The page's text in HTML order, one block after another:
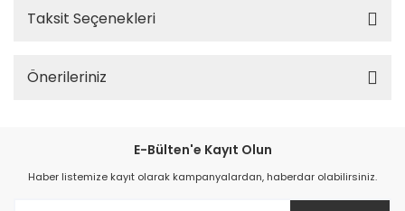
Taksit Seçenekleri
Önerileriniz
E-Bülten'e Kayıt Olun
Haber listemize kayıt olarak kampanyalardan, haberdar olabilirsiniz.